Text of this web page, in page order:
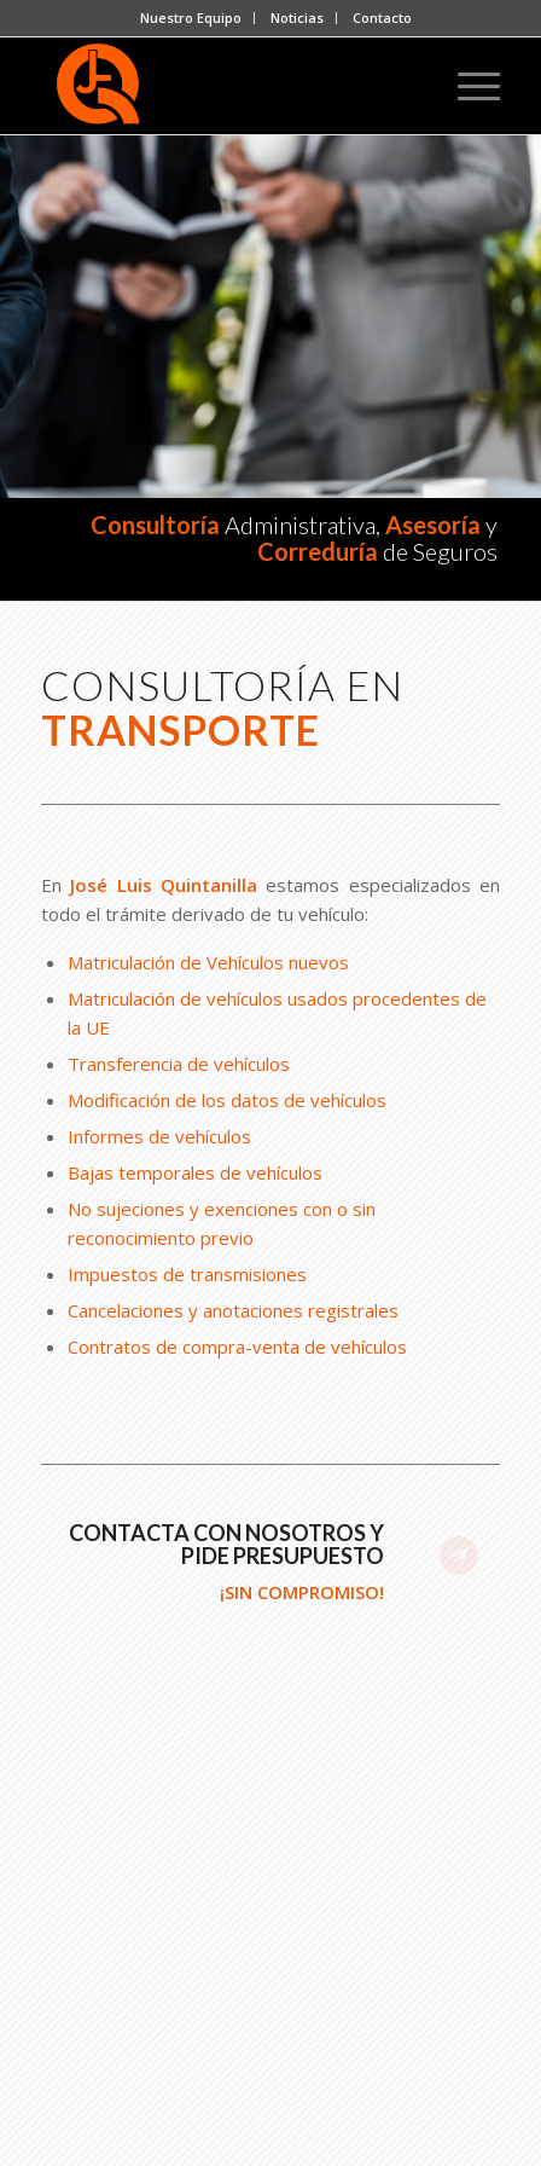
Nuestro Equipo Noticias Contacto
Consultoría Administrativa, Asesoríay
Correduría de Seguros
CONSULTORÍA EN
TRANSPORTE
En José Luis Quintanilla estamos especializados en
todo el trámite derivado de tu vehículo:
Matriculación de Vehículos nuevos
Matriculación de vehículos usados procedentes de
la UE
Transferencia de vehículos
Modificación de los datos de vehículos
Informes de vehículos
Bajas temporales de vehículos
No sujeciones y exenciones con o sin
reconocimiento previo
Impuestos de transmisiones
Cancelaciones y anotaciones registrales
Contratos de compra-venta de vehículos
CONTACTA CON NOSOTROS Y
PIDE PRESUPUESTO
¡SIN COMPROMISO!